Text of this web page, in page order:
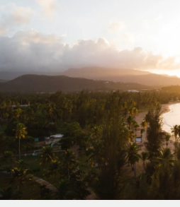
PEO
Ingewikkelde HR-taken
INFRASTRUCTUUR
Remote Embedded
HR naadloos in workflows
Platform
Ingebouwde essentiële HR-
GROEIFASE
Start-ups
Flexibele global HR en payroll
bedrijven
Mid-market
Teams uitbreiden met HR
Enterprise
Global HR voor grote bedrijven
internationale zzp'ers
LEREN MET REMOTE
Onderzoek en gidsen
Casestudy's
HR-woordenlijst
Checklists en templates
Français
Deutsch
Español
Italiano
Português (Portugal)